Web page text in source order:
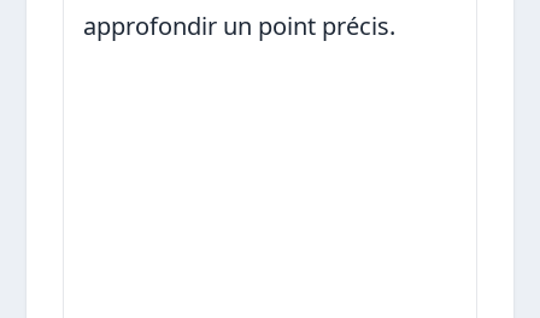
approfondir un point précis.